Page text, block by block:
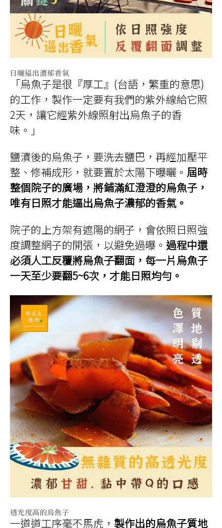
日曬逼出濃郁香氣
「烏魚子是很『厚工』(台語，繁重的意思)
的工作，製作一定要有我們的紫外線給它照
2天，讓它經紫外線照射出烏魚子的香
味。」
鹽漬後的烏魚子，要洗去鹽巴，再經加壓平
整、修補成形，就要置於太陽下曝曬。 屆時
整個院子的廣場，將鋪滿紅澄澄的烏魚子，
唯有日照才能逼出烏魚子濃郁的香氣。
院子的上方架有遮陽的網子，會依照日照強
度調整網子的開張，以避免過曝。 過程中還
必須人工反覆將烏魚子翻面，每一片烏魚子
一天至少要翻5~6次，才能日照均勻。
透光度高的烏魚子
一道道工序毫不馬虎， 製作出的烏魚子質地